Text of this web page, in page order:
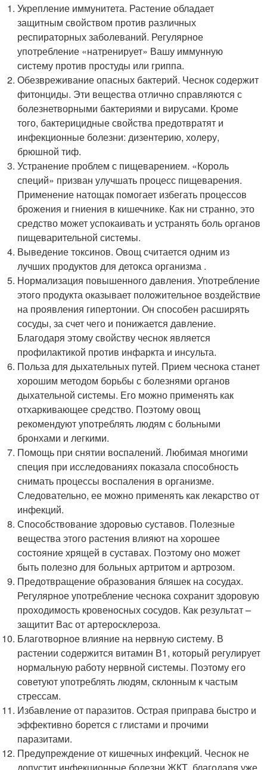
Укрепление иммунитета. Растение обладает
защитным свойством против различных
респираторных заболеваний. Регулярное
употребление «натренирует» Вашу иммунную
систему против простуды или гриппа.
Обезвреживание опасных бактерий. Чеснок содержит
фитонциды. Эти вещества отлично справляются с
болезнетворными бактериями и вирусами. Кроме
того, бактерицидные свойства предотвратят и
инфекционные болезни: дизентерию, холеру,
брюшной тиф.
Устранение проблем с пищеварением. «Король
специй» призван улучшать процесс пищеварения.
Применение натощак помогает избегать процессов
брожения и гниения в кишечнике. Как ни странно, это
средство может успокаивать и устранять боль органов
пищеварительной системы.
Выведение токсинов. Овощ считается одним из
лучших продуктов для детокса организма .
Нормализация повышенного давления. Употребление
этого продукта оказывает положительное воздействие
на проявления гипертонии. Он способен расширять
сосуды, за счет чего и понижается давление.
Благодаря этому свойству чеснок является
профилактикой против инфаркта и инсульта.
Польза для дыхательных путей. Прием чеснока станет
хорошим методом борьбы с болезнями органов
дыхательной системы. Его можно применять как
отхаркивающее средство. Поэтому овощ
рекомендуют употреблять людям с больными
бронхами и легкими.
Помощь при снятии воспалений. Любимая многими
специя при исследованиях показала способность
снимать процессы воспаления в организме.
Следовательно, ее можно применять как лекарство от
инфекций.
Способствование здоровью суставов. Полезные
вещества этого растения влияют на хорошее
состояние хрящей в суставах. Поэтому оно может
быть полезно для больных артритом и артрозом.
Предотвращение образования бляшек на сосудах.
Регулярное употребление чеснока сохранит здоровую
проходимость кровеносных сосудов. Как результат –
защитит Вас от артеросклероза.
Благотворное влияние на нервную систему. В
растении содержится витамин В1, который регулирует
нормальную работу нервной системы. Поэтому его
советуют употреблять людям, склонным к частым
стрессам.
Избавление от паразитов. Острая приправа быстро и
эффективно борется с глистами и прочими
паразитами.
Предупреждение от кишечных инфекций. Чеснок не